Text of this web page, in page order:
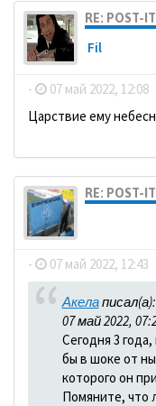
RE:
Fil
- 07 май 2022, 12:08
Царствие ему
RE:
- 07 май 2022, 12:43
Акелаписал(а):
07 май 2022,
Сегодня 3
бы в шоке от
которого он
Помяните, что